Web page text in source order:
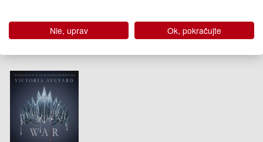
Dodanie do 21 dní Na objednávku
Nie, uprav Ok, pokračujte